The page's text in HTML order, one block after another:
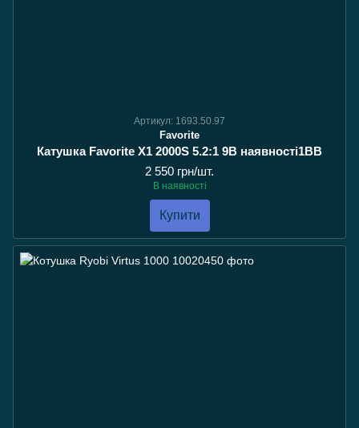
Артикул: 1693.50.97
Favorite
Катушка Favorite X1 2000S 5.2:1 9В наявності1BB
2 550 грн/шт.
В наявності
Купити